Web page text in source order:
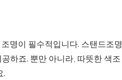
명이 필수적입니다. 스탠드조명
하죠. 뿐만 아니라, 따뜻한 색조
.